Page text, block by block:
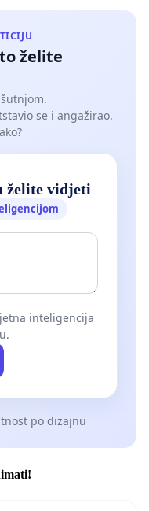
želite
se i angažirao.
želite vidjeti
inteligencija
po dizajnu